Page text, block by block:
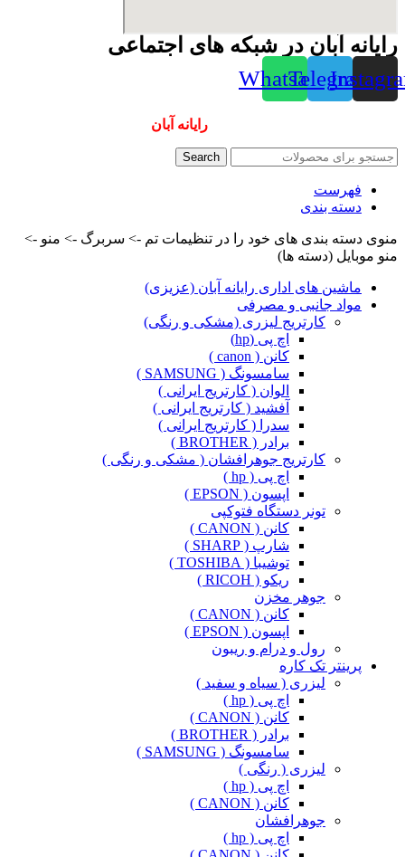
رایانه آبان در شبکه های اجتماعی
Telegram
Whatsapp
رایانه آبان
Search
فهرست
دسته بندی
منوی دسته بندی های خود را در تنظیمات تم -> سربرگ -> منو ->
منو موبایل (دسته ها)
ماشین های اداری رایانه آبان (عزیزی)
مواد جانبی و مصرفی
کارتریج لیزری (مشکی و رنگی)
اچ پی (hp)
کانن ( canon )
سامسونگ ( SAMSUNG )
الوان ( کارتریج ایرانی )
آفشید ( کارتریج ایرانی )
سدرا ( کارتریج ایرانی )
برادر ( BROTHER )
کارتریج جوهرافشان ( مشکی و رنگی )
اچ پی ( hp )
اپسون ( EPSON )
تونر دستگاه فتوکپی
کانن ( CANON )
شارپ ( SHARP )
توشیبا ( TOSHIBA )
ریکو ( RICOH )
جوهر مخزن
کانن ( CANON )
اپسون ( EPSON )
رول و درام و ریبون
پرینتر تک کاره
لیزری ( سیاه و سفید )
اچ پی ( hp )
کانن ( CANON )
برادر ( BROTHER )
سامسونگ ( SAMSUNG )
لیزری ( رنگی )
اچ پی ( hp )
کانن ( CANON )
جوهرافشان
اچ پی ( hp )